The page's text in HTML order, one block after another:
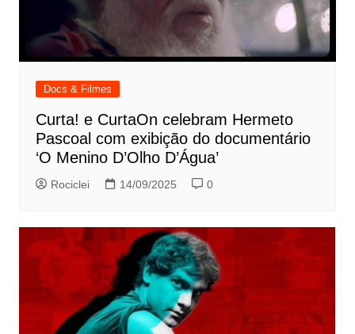
Docs & Filmes
Curta! e CurtaOn celebram Hermeto
Pascoal com exibição do documentário
‘O Menino D’Olho D’Água’
Rociclei 14/09/2025 0